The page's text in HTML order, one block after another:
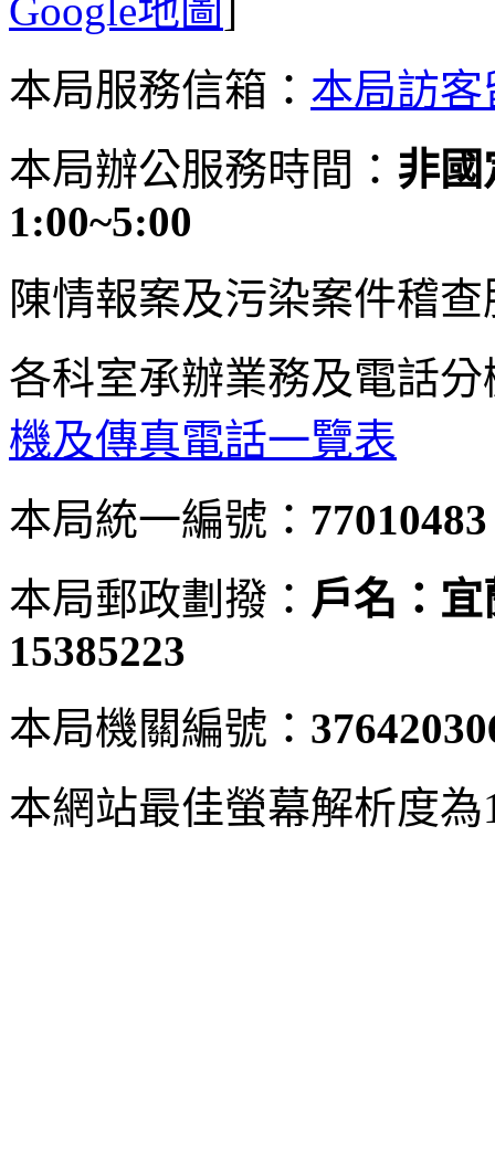
Google地圖]
本局服務信箱： 本局訪客
本局辦公服務時間： 非國
1:00~5:00
陳情報案及污染案件稽
各科室承辦業務及電話分
機及傳真電話一覽表
本局統一編號： 77010483
本局郵政劃撥： 戶名：
15385223
本局機關編號：
本網站最佳螢幕解析度